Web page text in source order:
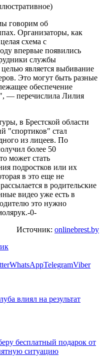
говорим об
Организаторы, как
схема с
впервые появились
службы
является выбивание
Это могут быть разные
обеспечение
— перечислила Лилия
в Брестской области
"спортиков" стал
из лицеев. По
более 50
может стать
подростков или их
в это еще не
в родительские
видео уже есть в
это нужно
0-
Источник: onlinebrest.by
WhatsAppTelegramViber
влиял на результат
бесплатный подарок от
ситуацию